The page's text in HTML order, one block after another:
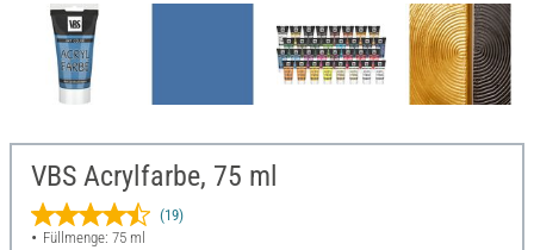
VBS Acrylfarbe, 75 ml
(19)
Füllmenge: 75 ml